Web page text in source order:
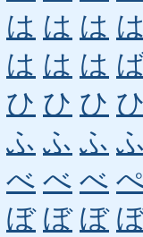
は は は
は は は
ひ ひ ひ
ふ ふ ふ
べ べ べ
ぼ ぼ ぼ